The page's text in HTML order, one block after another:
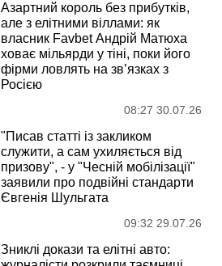
Азартний король без прибутків,
але з елітними віллами: як
власник Favbet Андрій Матюха
ховає мільярди у тіні, поки його
фірми ловлять на зв’язках з
Росією
08:27 30.07.26
"Писав статті із закликом
служити, а сам ухиляється від
призову", - у "Чесній мобілізації"
заявили про подвійні стандарти
Євгенія Шульгата
09:32 29.07.26
Зниклі докази та елітні авто: